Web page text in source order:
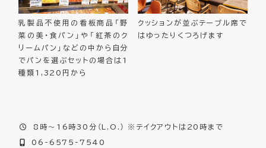
乳製品不使用の看板商品「野
菜の美・食パン」や「紅茶のク
リームパン」などの中から自分
でパンを選ぶセットの場合は1
種類1,320円から
クッションが並ぶテーブル席で
はゆったりくつろげます
8時～16時30分（L.O.） ※テイクアウトは20時まで
06-6575-7540